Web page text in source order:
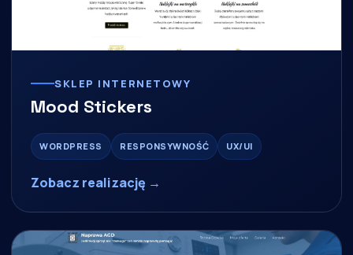
SKLEP INTERNETOWY
Mood Stickers
WORDPRESS RESPONSYWNOŚĆ UX/UI
Zobacz realizację →